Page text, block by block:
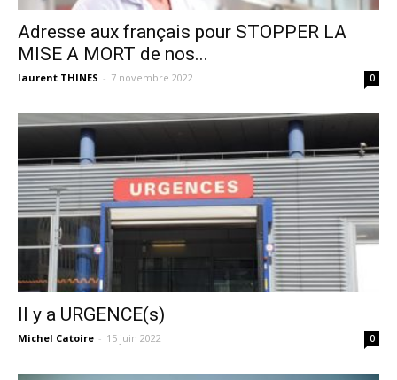
Adresse aux français pour STOPPER LA
MISE A MORT de nos...
laurent THINES - 7 novembre 2022 0
Il y a URGENCE(s)
Michel Catoire - 15 juin 2022 0